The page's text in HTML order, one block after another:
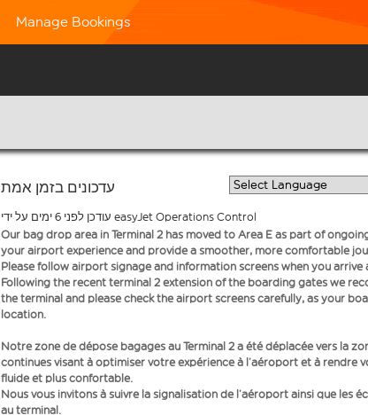
Manage Bookings
עדכונים בזמן אמת
עודכן לפני 6 ימים על ידי easyJet Operations Control
Our bag drop area in Terminal 2 has moved to Area E as part of
your airport experience and provide a smoother, more comfortable
Please follow airport signage and information screens when you arrive
Following the recent terminal 2 extension of the boarding gates we
the terminal and please check the airport screens carefully, as your
location.
Notre zone de dépose bagages au Terminal 2 a été déplacée vers la
continues visant à optimiser votre expérience à l’aéroport et à rendre
fluide et plus confortable.
Nous vous invitons à suivre la signalisation de l’aéroport ainsi que les
au terminal.